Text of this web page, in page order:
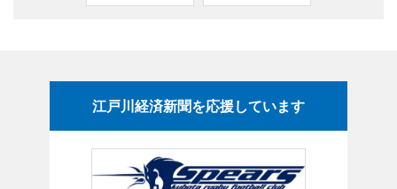
江戸川経済新聞を応援しています